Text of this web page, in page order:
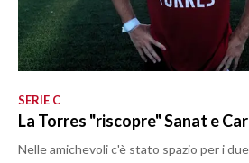
SERIE C
La Torres "riscopre" Sanat e
Nelle amichevoli c'è stato spazio per i